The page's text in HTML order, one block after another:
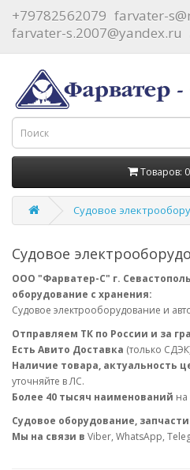
+79782562079 farvater-
farvater-s.2007@yandex.ru
Товаров:
Судовое
Судовое
ООО "Фарватер-С" г.
оборудование с хранения:
Судовое электрооборудование и
Отправляем ТК по России и за
Есть Авито Доставка (только
Наличие товара, актуальность
уточняйте в ЛС.
Более 40 тысяч наименований на
Судовое оборудование,
Мы на связи в Viber, WhatsApp,